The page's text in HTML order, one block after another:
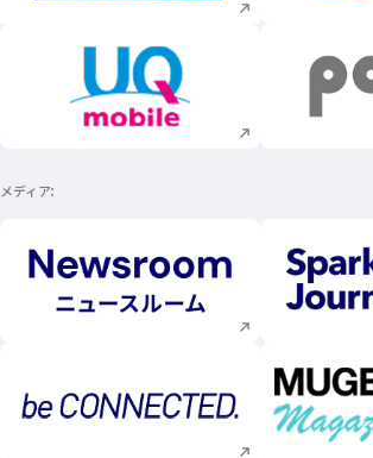
新規ウィンドウで開く
メディア
新規ウィンドウで開く
新規ウィンドウで開く